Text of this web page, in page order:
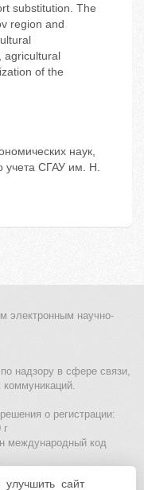
substitution. The
region and
agricultural
of the
наук,
учета СГАУ им. Н.
электронным научно-
надзору в сфере связи,
о регистрации:
г
международный код
для детей
сайт